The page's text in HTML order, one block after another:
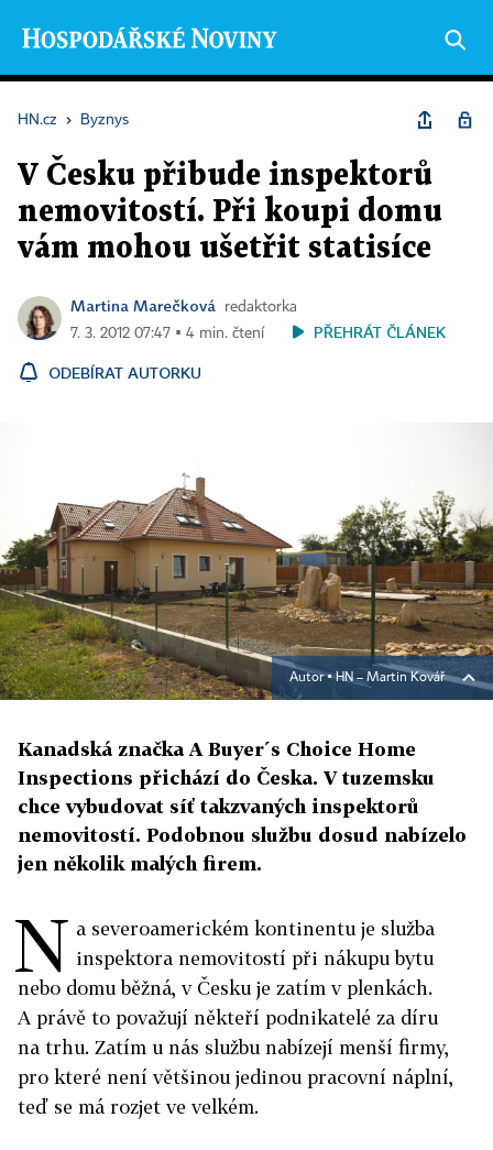
HN.cz › Byznys
V Česku přibude inspektorů
nemovitostí. Při koupi domu
vám mohou ušetřit statisíce
Martina Marečková
redaktorka
7. 3. 2012 07:47 ▪ 4 min. čtení
PŘEHRÁT ČLÁNEK
ODEBÍRAT AUTORKU
Autor ▪HN – Martin Kovář
Kanadská značka A Buyer´s Choice Home
Inspections přichází do Česka. V tuzemsku
chce vybudovat síť takzvaných inspektorů
nemovitostí. Podobnou službu dosud nabízelo
jen několik malých firem.
N a severoamerickém kontinentu je služba
inspektora nemovitostí při nákupu bytu
nebo domu běžná, v Česku je zatím v plenkách.
A právě to považují někteří podnikatelé za díru
na trhu. Zatím u nás službu nabízejí menší firmy,
pro které není většinou jedinou pracovní náplní,
teď se má rozjet ve velkém.